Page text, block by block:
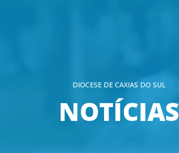
DIOCESE DE CAXIAS DO SUL
NOTÍCIAS